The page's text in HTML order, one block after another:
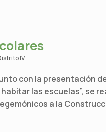
IV
con la presentación
las escuelas”, se
a la